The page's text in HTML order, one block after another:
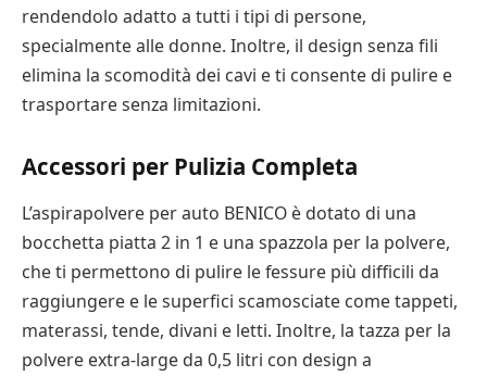
rendendolo adatto a tutti i tipi di persone,
specialmente alle donne. Inoltre, il design senza fili
elimina la scomodità dei cavi e ti consente di pulire e
trasportare senza limitazioni.
Accessori per Pulizia Completa
L’aspirapolvere per auto BENICO è dotato di una
bocchetta piatta 2 in 1 e una spazzola per la polvere,
che ti permettono di pulire le fessure più difficili da
raggiungere e le superfici scamosciate come tappeti,
materassi, tende, divani e letti. Inoltre, la tazza per la
polvere extra-large da 0,5 litri con design a